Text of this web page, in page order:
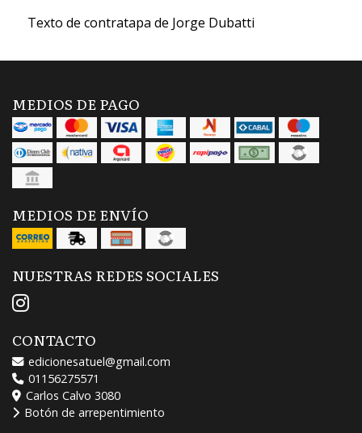
Texto de contratapa de Jorge Dubatti
MEDIOS DE PAGO
MEDIOS DE ENVÍO
NUESTRAS REDES SOCIALES
CONTACTO
edicionesatuel@gmail.com
01156275571
Carlos Calvo 3080
Botón de arrepentimiento